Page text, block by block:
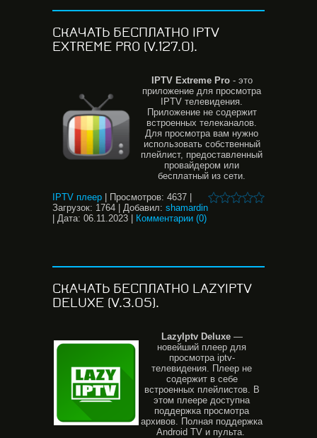
СКАЧАТЬ БЕСПЛАТНО IPTV
EXTREME PRO (V.127.0).
IPTV Extreme Pro- это
приложение для просмотра
IPTV телевидения.
Приложение не содержит
встроенных телеканалов.
Для просмотра вам нужно
использовать собственный
плейлист, предоставленный
провайдером или
бесплатный из сети.
IPTV плеер
Просмотров: 4637
Загрузок: 1764 Добавил: shamardin
Дата: 06.11.2023 Комментарии (0)
СКАЧАТЬ БЕСПЛАТНО LAZYIPTV
DELUXE (V.3.05).
LazyIptv Deluxe—
новейший плеер для
просмотра iptv-
телевидения. Плеер не
содержит в себе
встроенных плейлистов. В
этом плеере доступна
поддержка просмотра
архивов. Полная поддержка
Android TV и пульта.